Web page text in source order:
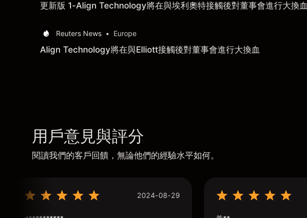
更新版 1-Align Technology將在與埃利奧特接觸後對董事會進行大換血
Reuters News • Europe
Align Technology將在與Elliott接觸後對董事會進行大換血
用戶意見與評分
閱讀我們的客戶回饋，無論他們的經驗水平如何。
2024-08-29